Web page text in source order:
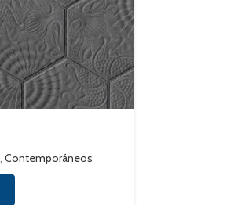
Contemporáneos